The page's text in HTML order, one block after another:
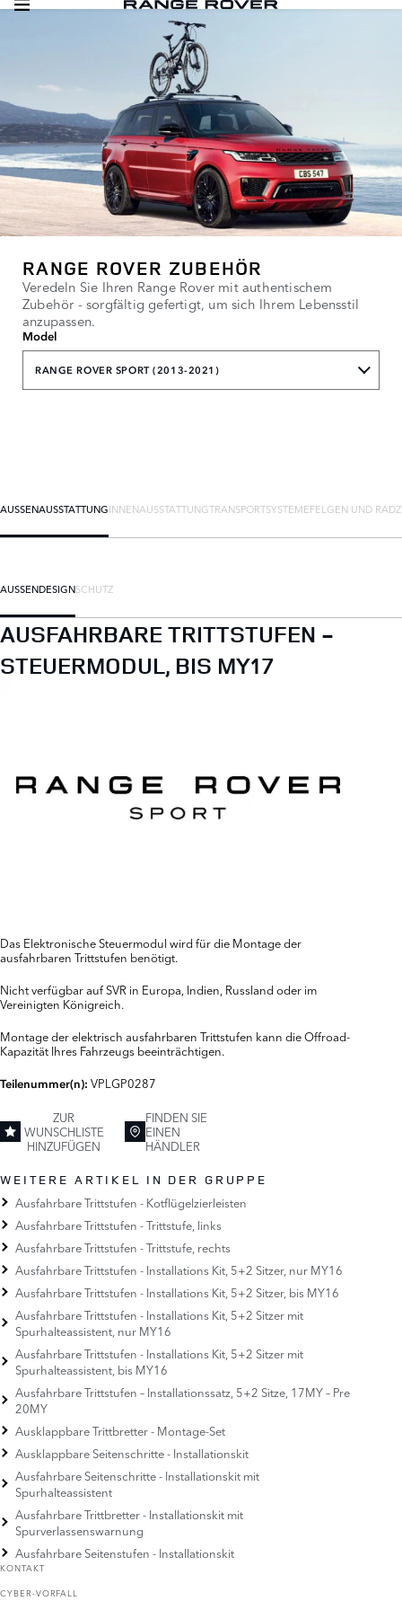
RANGE ROVER ZUBEHÖR
Veredeln Sie Ihren Range Rover mit authentischem
Zubehör - sorgfältig gefertigt, um sich Ihrem Lebensstil
anzupassen.
Model
RANGE ROVER SPORT (2013-2021)
AUSSENAUSSTATTUNG INNENAUSSTATTUNGTRANSPORTSYSTEMEFELGEN UND
AUSSENDESIGN SCHUTZ
AUSFAHRBARE TRITTSTUFEN -
STEUERMODUL, BIS MY17
Das Elektronische Steuermodul wird für die Montage der
ausfahrbaren Trittstufen benötigt.
Nicht verfügbar auf SVR in Europa, Indien, Russland oder im
Vereinigten Königreich.
Montage der elektrisch ausfahrbaren Trittstufen kann die Offroad-
Kapazität Ihres Fahrzeugs beeinträchtigen.
Teilenummer(n): VPLGP0287
ZUR
WUNSCHLISTE
HINZUFÜGEN
FINDEN SIE
EINEN
HÄNDLER
WEITERE ARTIKEL IN DER GRUPPE
Ausfahrbare Trittstufen - Kotflügelzierleisten
Ausfahrbare Trittstufen - Trittstufe, links
Ausfahrbare Trittstufen - Trittstufe, rechts
Ausfahrbare Trittstufen - Installations Kit, 5+2 Sitzer, nur MY16
Ausfahrbare Trittstufen - Installations Kit, 5+2 Sitzer, bis MY16
Ausfahrbare Trittstufen - Installations Kit, 5+2 Sitzer mit
Spurhalteassistent, nur MY16
Ausfahrbare Trittstufen - Installations Kit, 5+2 Sitzer mit
Spurhalteassistent, bis MY16
Ausfahrbare Trittstufen – Installationssatz, 5+2 Sitze, 17MY – Pre
20MY
Ausklappbare Trittbretter - Montage-Set
Ausklappbare Seitenschritte - Installationskit
Ausfahrbare Seitenschritte - Installationskit mit
Spurhalteassistent
Ausfahrbare Trittbretter - Installationskit mit
Spurverlassenswarnung
Ausfahrbare Seitenstufen - Installationskit
KONTAKT
CYBER-VORFALL